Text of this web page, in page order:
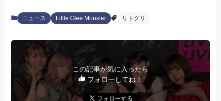
ニュース Little Glee Monster リトグリ
この記事が気に入ったら
フォローしてね！